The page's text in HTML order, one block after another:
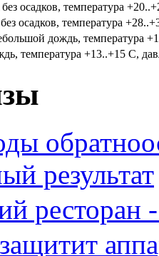
осадков, температура
осадков, температура
дождь, температура
температура +13..+15 С,
результат